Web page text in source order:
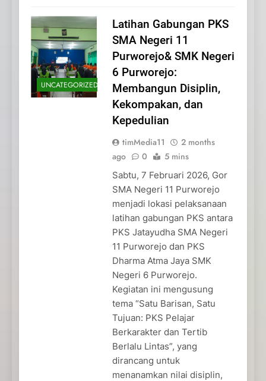
UNCATEGORIZED
Latihan Gabungan PKS
SMA Negeri 11
Purworejo& SMK Negeri
6 Purworejo:
Membangun Disiplin,
Kekompakan, dan
Kepedulian
timMedia11
2 months
ago
0 5 mins
Sabtu, 7 Februari 2026, Gor
SMA Negeri 11 Purworejo
menjadi lokasi pelaksanaan
latihan gabungan PKS antara
PKS Jatayudha SMA Negeri
11 Purworejo dan PKS
Dharma Atma Jaya SMK
Negeri 6 Purworejo.
Kegiatan ini mengusung
tema “Satu Barisan, Satu
Tujuan: PKS Pelajar
Berkarakter dan Tertib
Berlalu Lintas”, yang
dirancang untuk
menanamkan nilai disiplin,